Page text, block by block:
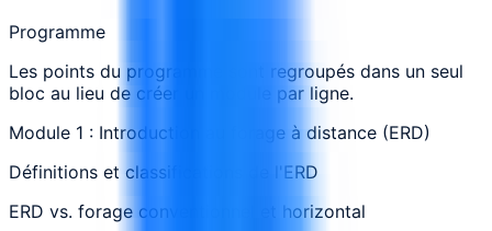
Programme
Les points du programme sont regroupés dans un seul
bloc au lieu de créer un module par ligne.
Module 1 : Introduction au forage à distance (ERD)
Définitions et classifications de l'ERD
ERD vs. forage conventionnel et horizontal